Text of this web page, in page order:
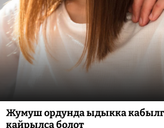
Жумуш ордунда ыдыкка
кайрылса болот